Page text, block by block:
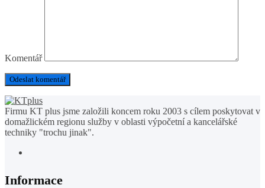
Komentář
Firmu KT plus jsme založili koncem roku 2003 s cílem poskytovat v
domažlickém regionu služby v oblasti výpočetní a kancelářské
techniky "trochu jinak".
Informace